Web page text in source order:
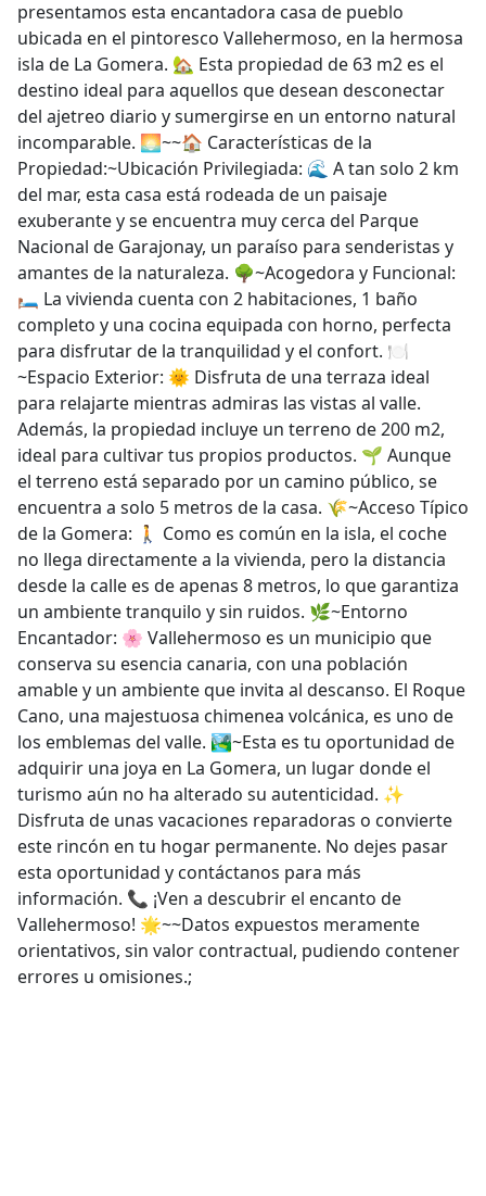
presentamos esta encantadora casa de pueblo
ubicada en el pintoresco Vallehermoso, en la hermosa
isla de La Gomera. 🏡 Esta propiedad de 63 m2 es el
destino ideal para aquellos que desean desconectar
del ajetreo diario y sumergirse en un entorno natural
incomparable. 🌅~~🏠 Características de la
Propiedad:~Ubicación Privilegiada: 🌊 A tan solo 2 km
del mar, esta casa está rodeada de un paisaje
exuberante y se encuentra muy cerca del Parque
Nacional de Garajonay, un paraíso para senderistas y
amantes de la naturaleza. 🌳~Acogedora y Funcional:
🛏️ La vivienda cuenta con 2 habitaciones, 1 baño
completo y una cocina equipada con horno, perfecta
para disfrutar de la tranquilidad y el confort. 🍽️
~Espacio Exterior: 🌞 Disfruta de una terraza ideal
para relajarte mientras admiras las vistas al valle.
Además, la propiedad incluye un terreno de 200 m2,
ideal para cultivar tus propios productos. 🌱 Aunque
el terreno está separado por un camino público, se
encuentra a solo 5 metros de la casa. 🌾~Acceso Típico
de la Gomera: 🚶 Como es común en la isla, el coche
no llega directamente a la vivienda, pero la distancia
desde la calle es de apenas 8 metros, lo que garantiza
un ambiente tranquilo y sin ruidos. 🌿~Entorno
Encantador: 🌸 Vallehermoso es un municipio que
conserva su esencia canaria, con una población
amable y un ambiente que invita al descanso. El Roque
Cano, una majestuosa chimenea volcánica, es uno de
los emblemas del valle. 🏞️~Esta es tu oportunidad de
adquirir una joya en La Gomera, un lugar donde el
turismo aún no ha alterado su autenticidad. ✨
Disfruta de unas vacaciones reparadoras o convierte
este rincón en tu hogar permanente. No dejes pasar
esta oportunidad y contáctanos para más
información. 📞 ¡Ven a descubrir el encanto de
Vallehermoso! 🌟~~Datos expuestos meramente
orientativos, sin valor contractual, pudiendo contener
errores u omisiones.;